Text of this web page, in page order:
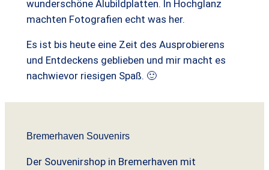
wunderschöne Alubildplatten. In Hochglanz
machten Fotografien echt was her.
Es ist bis heute eine Zeit des Ausprobierens
und Entdeckens geblieben und mir macht es
nachwievor riesigen Spaß. 🙂
Bremerhaven Souvenirs
Der Souvenirshop in Bremerhaven mit